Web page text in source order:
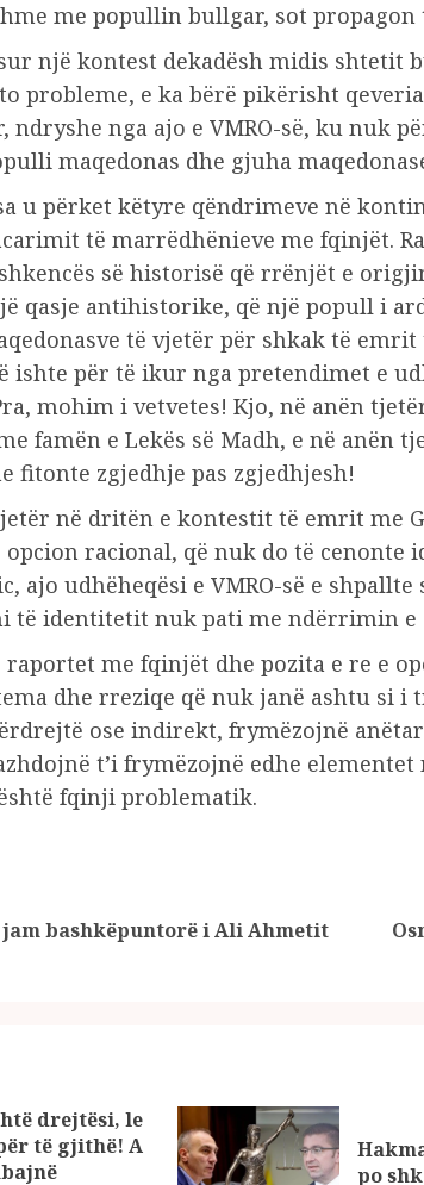
me popullin bullgar, sot
një kontest dekadësh midis
probleme, e ka bërë pikërisht
ndryshe nga ajo e VMRO-së, ku nuk
maqedonas dhe gjuha
u përket këtyre qëndrimeve në
të marrëdhënieve me fqinjët.
së historisë që rrënjët e
qasje antihistorike, që një popull i
të vjetër për shkak të
ishte për të ikur nga pretendimet e
mohim i vetvetes! Kjo, në anën
famën e Lekës së Madh, e në anën
fitonte zgjedhje pas zgjedhjesh!
në dritën e kontestit të emrit me
opcion racional, që nuk do të
ajo udhëheqësi e VMRO-së e
të identitetit nuk pati me ndërrimin e
me fqinjët dhe pozita e re e
dhe rreziqe që nuk janë ashtu si
ose indirekt, frymëzojnë
t’i frymëzojnë edhe
fqinji problematik.
bashkëpuntorë i Ali Ahmetit
drejtësi, le
të gjithë! A
po